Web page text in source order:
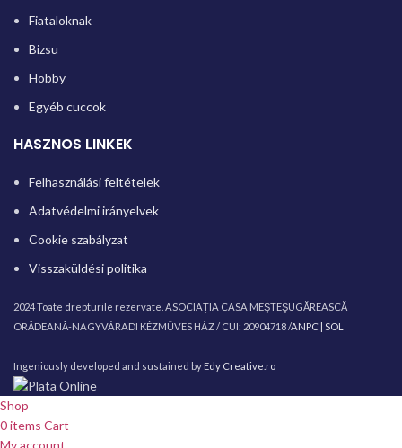
Fiataloknak
Bizsu
Hobby
Egyéb cuccok
HASZNOS LINKEK
Felhasználási feltételek
Adatvédelmi irányelvek
Cookie szabályzat
Visszaküldési politika
2024 Toate drepturile rezervate. ASOCIAȚIA CASA MEŞTEŞUGĂREASCĂ
ORĂDEANĂ-NAGYVÁRADI KÉZMŰVES HÁZ / CUI: 20904718 /ANPC | SOL
Ingeniously developed and sustained by Edy Creative.ro
Shop
0items Cart